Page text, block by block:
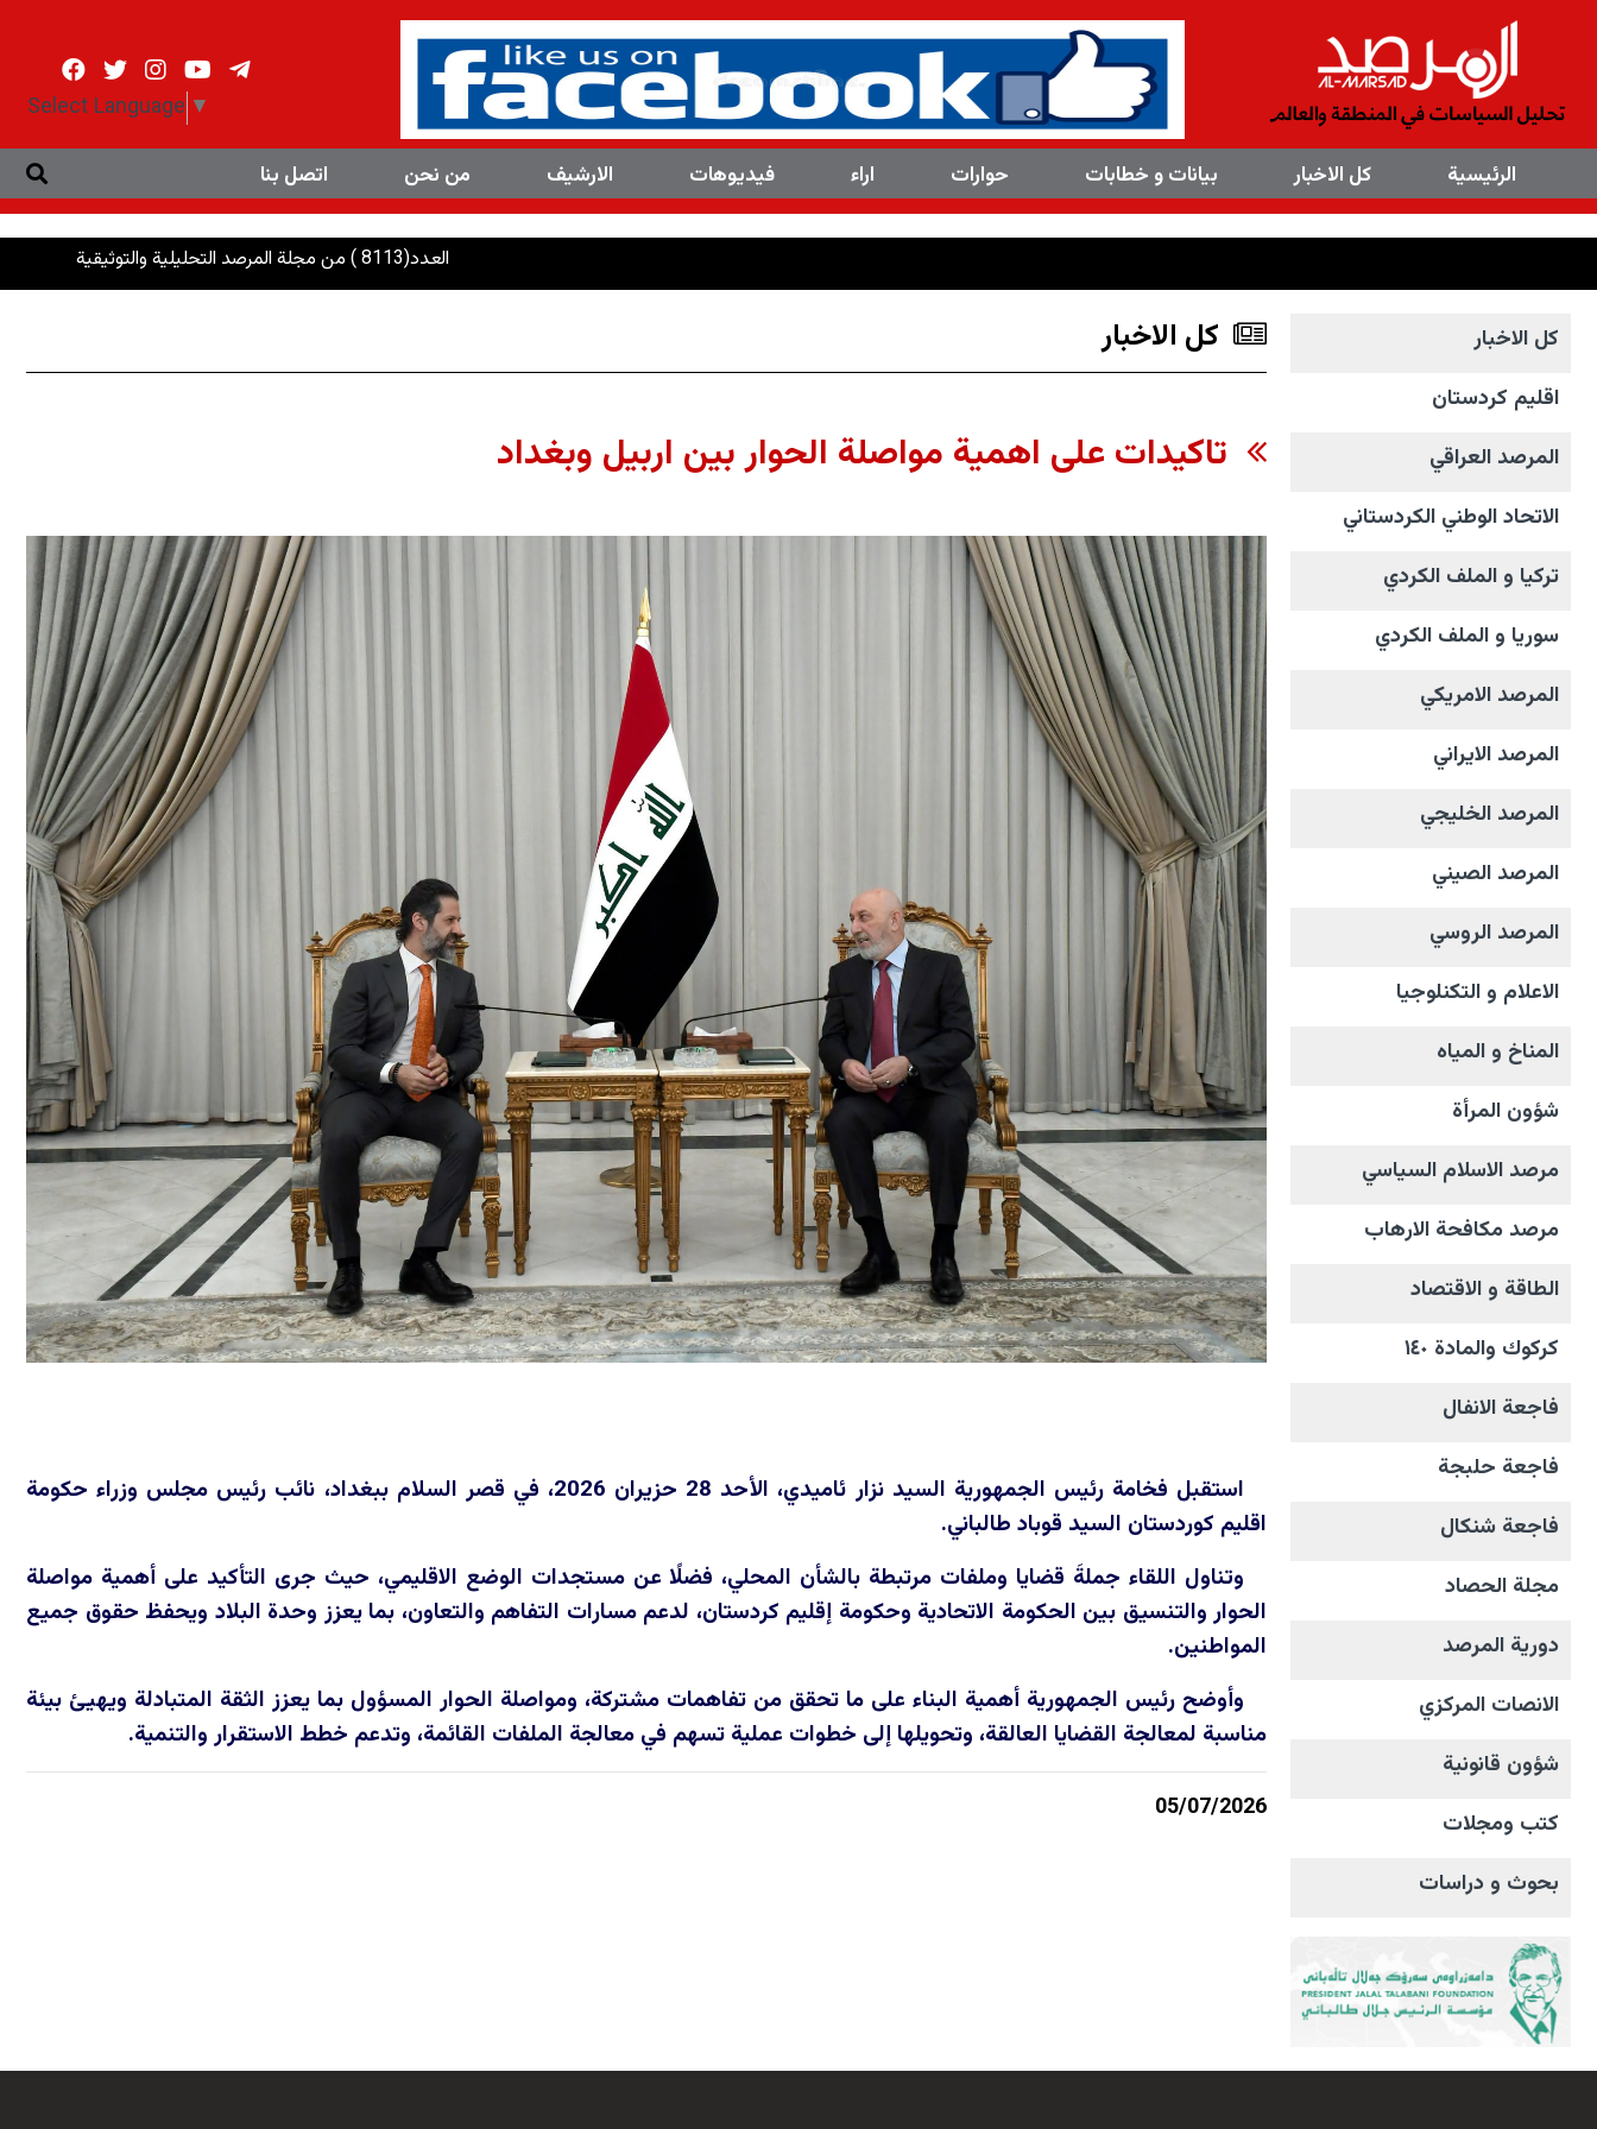
Select Language ▼
الرئیسیة کل الاخبار بیانات و خطابات حوارات اراء فیدیوهات الارشیف من نحن اتصل بنا
×
الرئاسات:
کل الاخبار
اقليم كردستان
المرصد العراقي
الاتحاد الوطني الکردستاني
تركيا و الملف الکردي
سوريا و الملف الکردي
المرصد الامریکي
المرصد الايراني
المرصد الخليجي
المرصد الصيني
المرصد الروسي
الاعلام و التکنلوجیا
المناخ و المیاه
شؤون المرأة
مرصد الاسلام السياسي
مرصد مكافحة الارهاب
الطاقة و الاقتصاد
كركوك والمادة ١٤٠
فاجعة الانفال
فاجعة حلبجة
فاجعة شنكال
مجلة الحصاد
دورية المرصد
الانصات المرکزي
شؤون قانونية
كتب ومجلات
بحوث و دراسات
کل الاخبار
تاكيدات على اهمية مواصلة الحوار بين اربيل وبغداد
استقبل فخامة رئيس الجمهورية السيد نزار ئاميدي، الأحد 28 حزيران 2026، في قصر السلام ببغداد، نائب رئيس مجلس وزراء حكومة
اقليم كوردستان السيد قوباد طالباني.
وتناول اللقاء جملةَ قضايا وملفات مرتبطة بالشأن المحلي، فضلًا عن مستجدات الوضع الاقليمي، حيث جرى التأكيد على أهمية مواصلة
الحوار والتنسيق بين الحكومة الاتحادية وحكومة إقليم كردستان، لدعم مسارات التفاهم والتعاون، بما يعزز وحدة البلاد ويحفظ حقوق جميع
المواطنين.
وأوضح رئيس الجمهورية أهمية البناء على ما تحقق من تفاهمات مشتركة، ومواصلة الحوار المسؤول بما يعزز الثقة المتبادلة ويهيئ بيئة
مناسبة لمعالجة القضايا العالقة، وتحويلها إلى خطوات عملية تسهم في معالجة الملفات القائمة، وتدعم خطط الاستقرار والتنمية.
05/07/2026